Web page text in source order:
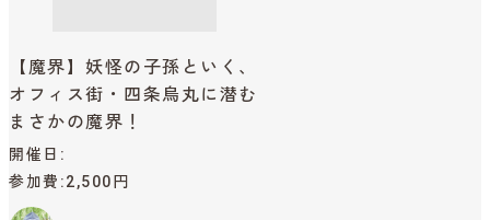
【魔界】妖怪の子孫といく、
オフィス街・四条烏丸に潜む
まさかの魔界！
開催日
参加費 2,500円